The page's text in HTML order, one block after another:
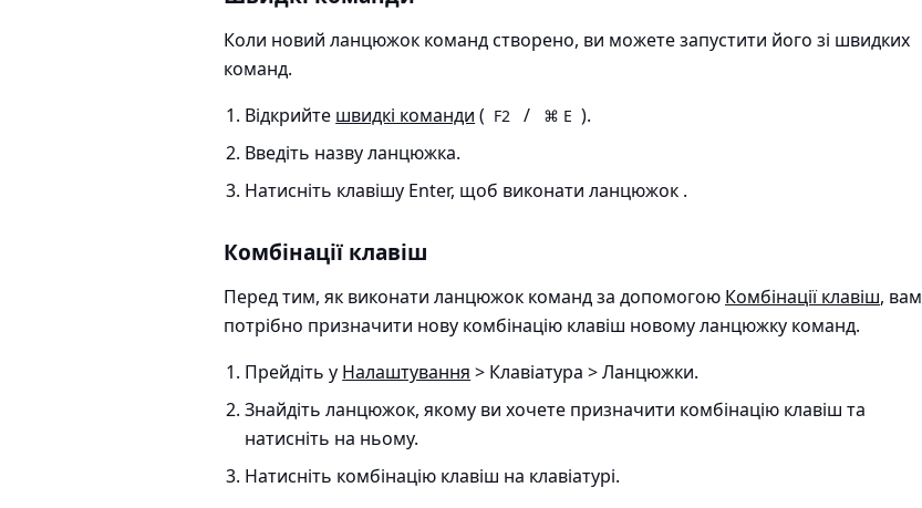
Коли новий ланцюжок команд створено, ви можете запустити його зі швидких
команд.
Відкрийте швидкі команди ( F2 / ⌘ E ).
Введіть назву ланцюжка.
Натисніть клавішу Enter, щоб виконати ланцюжок .
Комбінації клавіш
Перед тим, як виконати ланцюжок команд за допомогою Комбінації клавіш, вам
потрібно призначити нову комбінацію клавіш новому ланцюжку команд.
Прейдіть у Налаштування > Клавіатура > Ланцюжки.
Знайдіть ланцюжок, якому ви хочете призначити комбінацію клавіш та
натисніть на ньому.
Натисніть комбінацію клавіш на клавіатурі.